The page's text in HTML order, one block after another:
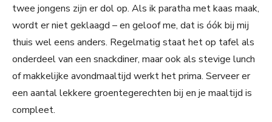
twee jongens zijn er dol op. Als ik paratha met kaas maak,
wordt er niet geklaagd – en geloof me, dat is óók bij mij
thuis wel eens anders. Regelmatig staat het op tafel als
onderdeel van een snackdiner, maar ook als stevige lunch
of makkelijke avondmaaltijd werkt het prima. Serveer er
een aantal lekkere groentegerechten bij en je maaltijd is
compleet.